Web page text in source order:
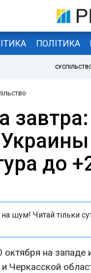
ПОЛІТИКА
до
шум! Читай тільки
октября на западе
Черкасской